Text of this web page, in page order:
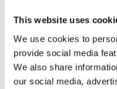
This website uses
We use cookies to
provide social media
We also share
our social media,